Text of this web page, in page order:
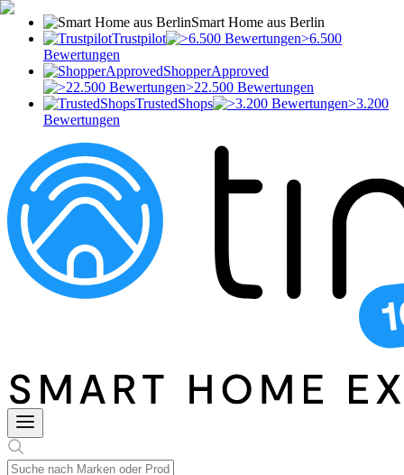
Smart Home aus Berlin
Trustpilot
>6.500
Bewertungen
ShopperApproved
>22.500 Bewertungen
TrustedShops
>3.200
Bewertungen